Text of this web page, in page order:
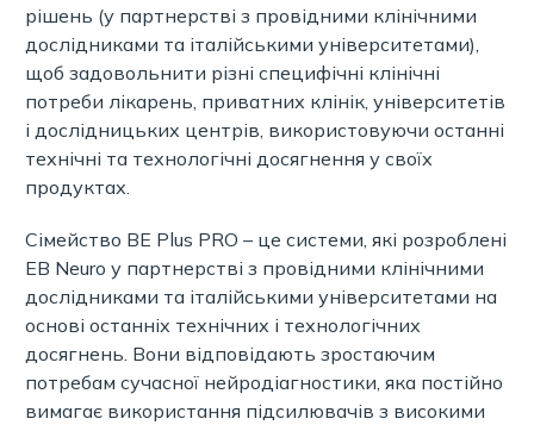
рішень (у партнерстві з провідними клінічними
дослідниками та італійськими університетами),
щоб задовольнити різні специфічні клінічні
потреби лікарень, приватних клінік, університетів
і дослідницьких центрів, використовуючи останні
технічні та технологічні досягнення у своїх
продуктах.
Сімейство BE Plus PRO – це системи, які розроблені
EB Neuro у партнерстві з провідними клінічними
дослідниками та італійськими університетами на
основі останніх технічних і технологічних
досягнень. Вони відповідають зростаючим
потребам сучасної нейродіагностики, яка постійно
вимагає використання підсилювачів з високими